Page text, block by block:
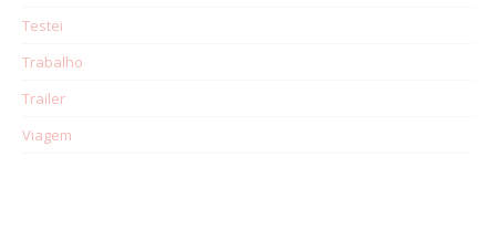
Testei
Trabalho
Trailer
Viagem